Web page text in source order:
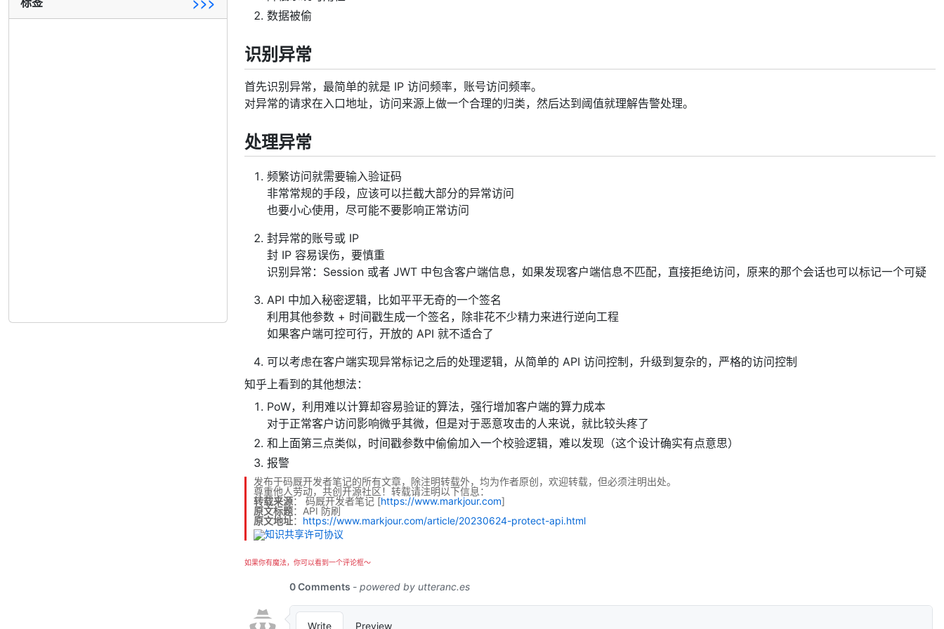
数据被偷
识别异常
首先识别异常，最简单的就是 IP 访问频率，账号访问频率。
对异常的请求在入口地址，访问来源上做一个合理的归类，然后达到阈值就理解告警处理。
处理异常
频繁访问就需要输入验证码
非常常规的手段，应该可以拦截大部分的异常访问
也要小心使用，尽可能不要影响正常访问
封异常的账号或 IP
封 IP 容易误伤，要慎重
识别异常：Session 或者 JWT 中包含客户端信息，如果发现客户端信息不匹配，直接拒绝访问，原来的那个会话也可以标记一个可疑
API 中加入秘密逻辑，比如平平无奇的一个签名
利用其他参数 + 时间戳生成一个签名，除非花不少精力来进行逆向工程
如果客户端可控可行，开放的 API 就不适合了
可以考虑在客户端实现异常标记之后的处理逻辑，从简单的 API 访问控制，升级到复杂的，严格的访问控制
知乎上看到的其他想法：
PoW，利用难以计算却容易验证的算法，强行增加客户端的算力成本
对于正常客户访问影响微乎其微，但是对于恶意攻击的人来说，就比较头疼了
和上面第三点类似，时间戳参数中偷偷加入一个校验逻辑，难以发现（这个设计确实有点意思）
报警
发布于码厩开发者笔记的所有文章，除注明转载外，均为作者原创，欢迎转载，但必须注明出处。
尊重他人劳动，共创开源社区！转载请注明以下信息：
转载来源： 码厩开发者笔记 [https://www.markjour.com]
原文标题：API 防刷
原文地址： https://www.markjour.com/article/20230624-protect-api.html
如果你有魔法，你可以看到一个评论框～